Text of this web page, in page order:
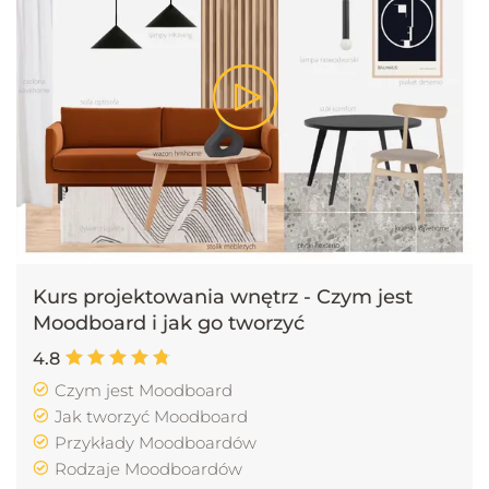
05.05 - Elektryka - dodatkowe gniazdka
05.06 - Projektowanie oświetlenia
3 min 47 s
06.01 - Podłoga w kuchni
06.02 - Rodzaje blatów roboczych
6 min 58 s
06.03 - Rodzaje frontów kuchennych
5 min 7 s
Kurs projektowania wnętrz - Czym jest
Moodboard i jak go tworzyć
4.8
Czym jest Moodboard
Jak tworzyć Moodboard
Przykłady Moodboardów
Rodzaje Moodboardów